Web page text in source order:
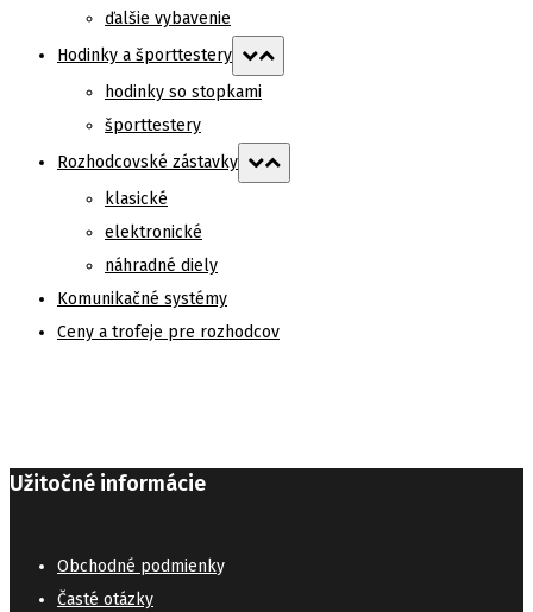
ďalšie vybavenie
Hodinky a športtestery
hodinky so stopkami
športtestery
Rozhodcovské zástavky
klasické
elektronické
náhradné diely
Komunikačné systémy
Ceny a trofeje pre rozhodcov
Užitočné informácie
Obchodné podmienky
Časté otázky